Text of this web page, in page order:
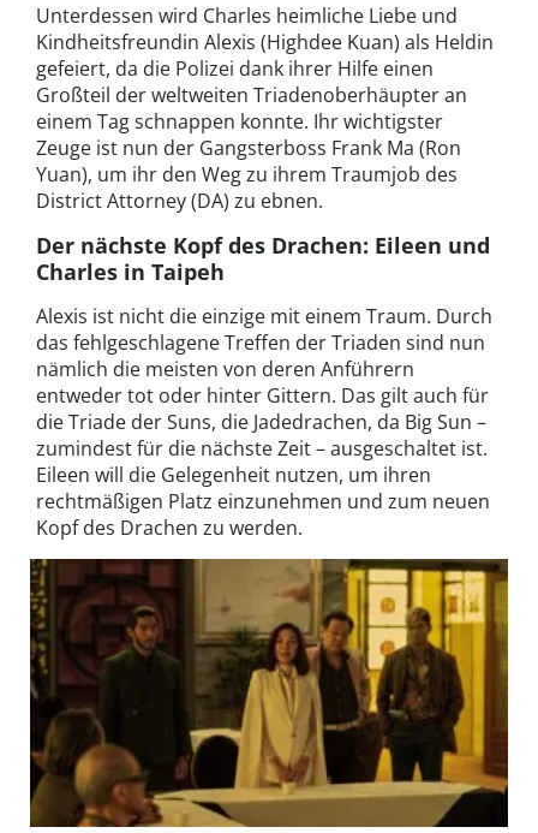
Unterdessen wird Charles heimliche Liebe und
Kindheitsfreundin Alexis (Highdee Kuan) als Heldin
gefeiert, da die Polizei dank ihrer Hilfe einen
Großteil der weltweiten Triadenoberhäupter an
einem Tag schnappen konnte. Ihr wichtigster
Zeuge ist nun der Gangsterboss Frank Ma (Ron
Yuan), um ihr den Weg zu ihrem Traumjob des
District Attorney (DA) zu ebnen.
Der nächste Kopf des Drachen: Eileen und
Charles in Taipeh
Alexis ist nicht die einzige mit einem Traum. Durch
das fehlgeschlagene Treffen der Triaden sind nun
nämlich die meisten von deren Anführern
entweder tot oder hinter Gittern. Das gilt auch für
die Triade der Suns, die Jadedrachen, da Big Sun –
zumindest für die nächste Zeit – ausgeschaltet ist.
Eileen will die Gelegenheit nutzen, um ihren
rechtmäßigen Platz einzunehmen und zum neuen
Kopf des Drachen zu werden.